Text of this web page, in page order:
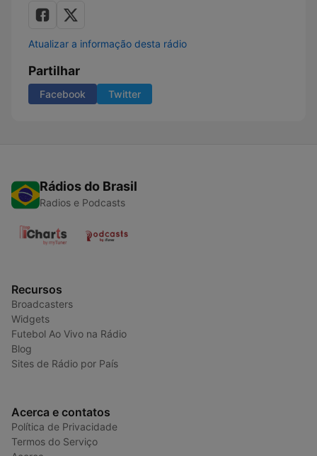
Atualizar a informação desta rádio
Partilhar
Facebook Twitter
Rádios do Brasil
Radios e Podcasts
Recursos
Broadcasters
Widgets
Futebol Ao Vivo na Rádio
Blog
Sites de Rádio por País
Acerca e contatos
Política de Privacidade
Termos do Serviço